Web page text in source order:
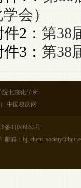
会）
件2 ： 第38
件3 ： 第38
院北京化学所
中国校庆网
备11046853号
箱：